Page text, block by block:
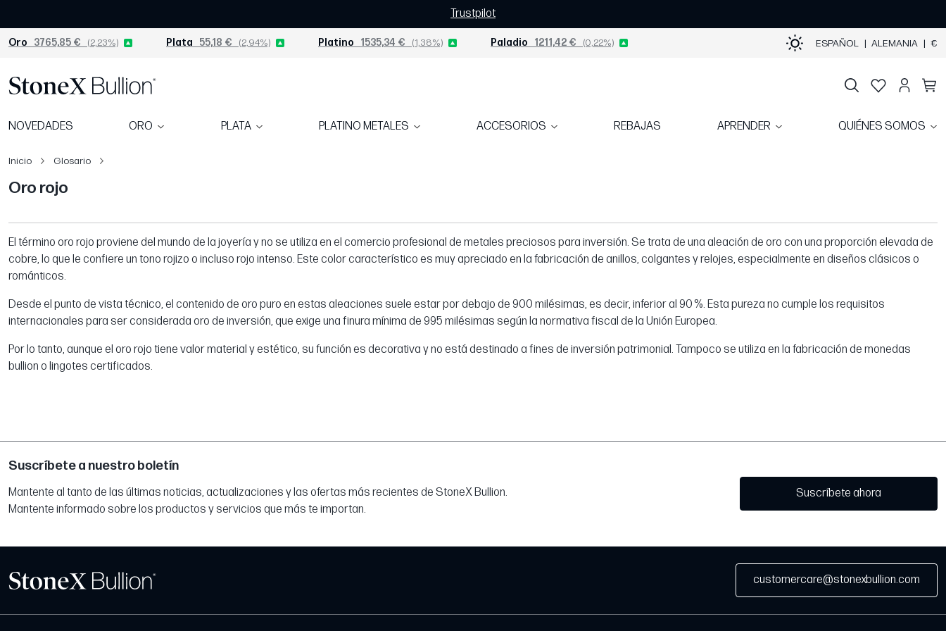
Trustpilot
Oro 3765,85 € (2,23%) Plata 55,18 € (2,94%) Platino 1535,34 € (1,38%) Paladio 1211,42 € (0,22%) ESPAÑOL | ALEMANIA | €
NOVEDADES ORO PLATA PLATINO METALES ACCESORIOS REBAJAS APRENDER QUIÉNES SOMOS
Inicio Glosario
Oro rojo
El término oro rojo proviene del mundo de la joyería y no se utiliza en el comercio profesional de metales preciosos para inversión. Se trata de una aleación de oro con una proporción elevada de
cobre, lo que le confiere un tono rojizo o incluso rojo intenso. Este color característico es muy apreciado en la fabricación de anillos, colgantes y relojes, especialmente en diseños clásicos o
románticos.
Desde el punto de vista técnico, el contenido de oro puro en estas aleaciones suele estar por debajo de 900 milésimas, es decir, inferior al 90 %. Esta pureza no cumple los requisitos
internacionales para ser considerada oro de inversión, que exige una finura mínima de 995 milésimas según la normativa fiscal de la Unión Europea.
Por lo tanto, aunque el oro rojo tiene valor material y estético, su función es decorativa y no está destinado a fines de inversión patrimonial. Tampoco se utiliza en la fabricación de monedas
bullion o lingotes certificados.
Suscríbete a nuestro boletín
Mantente al tanto de las últimas noticias, actualizaciones y las ofertas más recientes de StoneX Bullion.
Mantente informado sobre los productos y servicios que más te importan.
Suscríbete ahora
customercare@stonexbullion.com